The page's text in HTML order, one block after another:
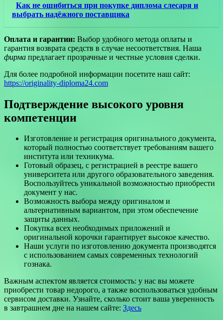
Как не ошибиться при покупке диплома слесаря и
выбрать надёжного поставщика
Оплата и гарантии: Выбор удобного метода оплаты и
гарантия возврата средств в случае несоответствия. Наша
фирма предлагает прозрачные и честные условия сделки.
Для более подробной информации посетите наш сайт:
https://originality-diploma24.com
Подтверждение высокого уровня
компетенции
Изготовление и регистрация оригинального документа,
который полностью соответствует требованиям вашего
института или техникума.
Готовый образец, с регистрацией в реестре вашего
университета или другого образовательного заведения.
Воспользуйтесь уникальной возможностью приобрести
документ у нас.
Возможность выбора между оригиналом и
альтернативным вариантом, при этом обеспечение
защиты данных.
Покупка всех необходимых приложений и
оригинальной корочки гарантирует высокое качество.
Наши услуги по изготовлению документа производятся
с использованием самых современных технологий
гознака.
Важным аспектом является стоимость: у нас вы можете
приобрести товар недорого, а также воспользоваться удобным
сервисом доставки. Узнайте, сколько стоит ваша уверенность
в завтрашнем дне на нашем сайте: Здесь